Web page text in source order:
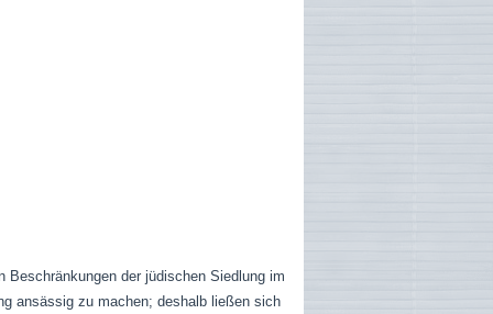
Beschränkungen der jüdischen Siedlung im
ansässig zu machen; deshalb ließen sich